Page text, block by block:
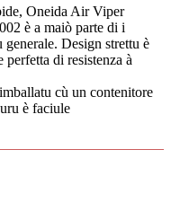
Oneida Air Viper
è a maiò parte di i
Design strettu è
di resistenza à
cù un contenitore
è faciule